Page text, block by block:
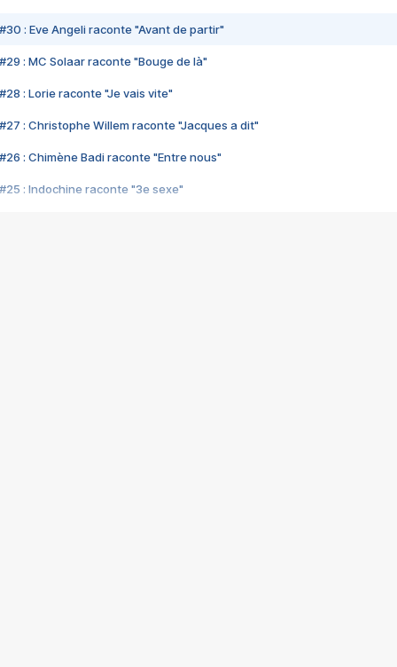
#30 : Eve Angeli raconte "Avant de partir"
#29 : MC Solaar raconte "Bouge de là"
#28 : Lorie raconte "Je vais vite"
#27 : Christophe Willem raconte "Jacques a dit"
#26 : Chimène Badi raconte "Entre nous"
#25 : Indochine raconte "3e sexe"